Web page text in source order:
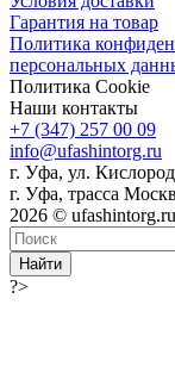
Гарантия на товар
Политика
персональных
Политика Cookie
Наши контакты
+7 (347) 257 00 09
info@ufashintorg.ru
г. Уфа, ул.
г. Уфа, трасса
2026 © ufashintorg.ru
Найти
?>